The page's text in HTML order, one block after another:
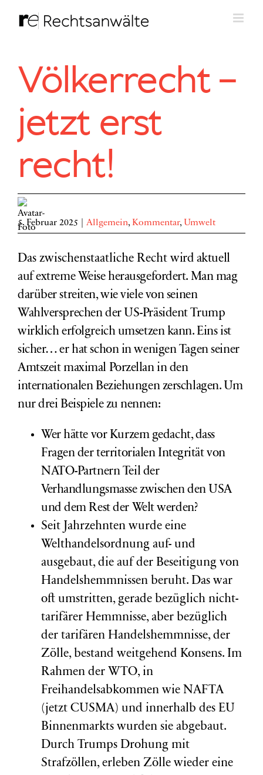
Inhalt
Völkerrecht –
jetzt erst
recht!
5. Februar 2025 Allgemein, Kommentar, Umwelt
Das zwischenstaatliche Recht wird aktuell
auf extreme Weise herausgefordert. Man mag
darüber streiten, wie viele von seinen
Wahlversprechen der US-Präsident Trump
wirklich erfolgreich umsetzen kann. Eins ist
sicher… er hat schon in wenigen Tagen seiner
Amtszeit maximal Porzellan in den
internationalen Beziehungen zerschlagen. Um
nur drei Beispiele zu nennen:
Wer hätte vor Kurzem gedacht, dass
Fragen der territorialen Integrität von
NATO-Partnern Teil der
Verhandlungsmasse zwischen den USA
und dem Rest der Welt werden?
Seit Jahrzehnten wurde eine
Welthandelsordnung auf- und
ausgebaut, die auf der Beseitigung von
Handelshemmnissen beruht. Das war
oft umstritten, gerade bezüglich nicht-
tarifärer Hemmnisse, aber bezüglich
der tarifären Handelshemmnisse, der
Zölle, bestand weitgehend Konsens. Im
Rahmen der WTO, in
Freihandelsabkommen wie NAFTA
(jetzt CUSMA) und innerhalb des EU
Binnenmarkts wurden sie abgebaut.
Durch Trumps Drohung mit
Strafzöllen, erleben Zölle wieder eine